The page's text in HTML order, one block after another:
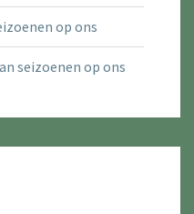
op ons
seizoenen op ons